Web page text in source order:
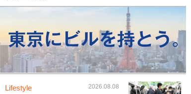
Lifestyle 2026.08.08